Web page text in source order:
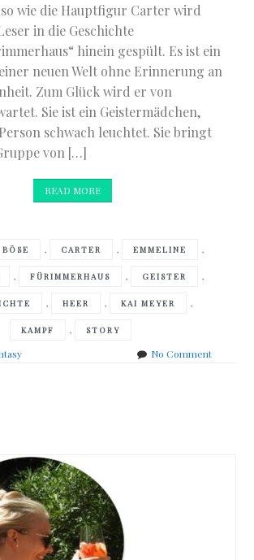
wie die Hauptfigur Carter wird
in die Geschichte
hinein gespült. Es ist ein
neuen Welt ohne Erinnerung an
Zum Glück wird er von
Sie ist ein Geistermädchen,
schwach leuchtet. Sie bringt
von […]
READ MORE
BÖSE , CARTER , EMMELINE ,
, FÜRIMMERHAUS , GEISTER ,
, HEER , KAI MEYER ,
KAMPF , STORY
No Commenton